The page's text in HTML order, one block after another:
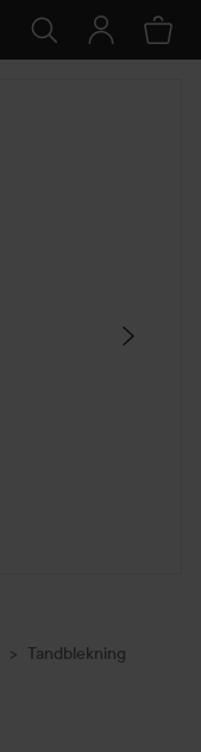
Tandblekning